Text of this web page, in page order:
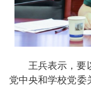
王兵表示，要
党中央和学校党委